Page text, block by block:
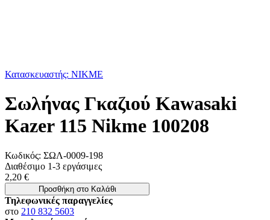
Κατασκευαστής: NIKME
Σωλήνας Γκαζιού Kawasaki
Kazer 115 Nikme 100208
Κωδικός: ΣΩΛ-0009-198
Διαθέσιμο 1-3 εργάσιμες
2,20 €
Προσθήκη στο Καλάθι
Τηλεφωνικές παραγγελίες
στο 210 832 5603